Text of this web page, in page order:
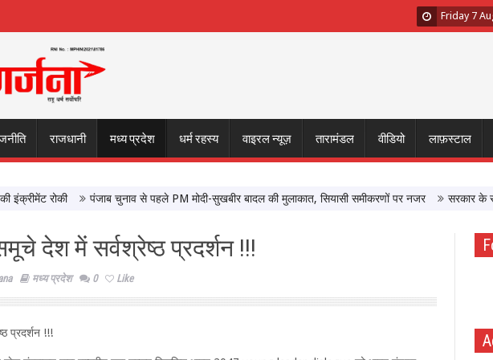
Friday 7
राजधानी मध्य प्रदेश धर्म रहस्य वाइरल न्यूज़ तारामंडल वीडियो लाफ़स्टाल
रोकी पंजाब चुनाव से पहले PM मोदी-सुखबीर बादल की मुलाकात, सियासी समीकरणों पर नजर सरकार के साथ बैठक
देश में सर्वश्रेष्ठ प्रदर्शन !!!
मध्य प्रदेश 0 Like
प्रदर्शन !!!